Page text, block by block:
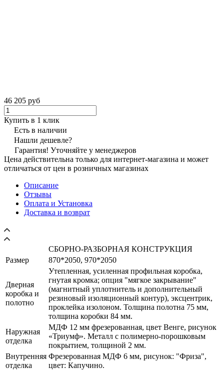
46 205 руб
Купить в 1 клик
Есть в наличии
Нашли дешевле?
Гарантия! Уточняйте у менеджеров
Цена действительна только для интернет-магазина и может
отличаться от цен в розничных магазинах
Описание
Отзывы
Оплата и Установка
Доставка и возврат
СБОРНО-РАЗБОРНАЯ КОНСТРУКЦИЯ
Размер
870*2050, 970*2050
Дверная
коробка и
полотно
Утепленная, усиленная профильная коробка,
гнутая кромка; опция "мягкое закрывание"
(магнитный уплотнитель и дополнительный
резиновый изоляционный контур), эксцентрик,
проклейка изолоном. Толщина полотна 75 мм,
толщина коробки 84 мм.
Наружная
отделка
МДФ 12 мм фрезерованная, цвет Венге, рисунок
«Триумф». Металл с полимерно-порошковым
покрытием, толщиной 2 мм.
Внутренняя
отделка
Фрезерованная МДФ 6 мм, рисунок: "Фриза",
цвет: Капучино.